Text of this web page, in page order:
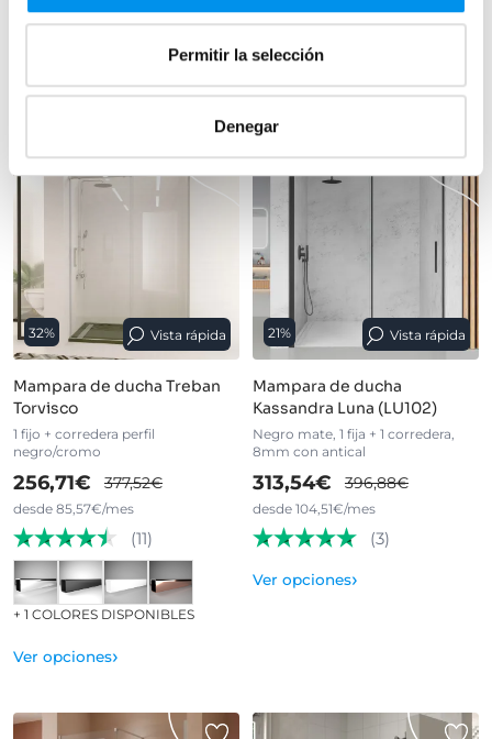
Permitir la selección
Denegar
Ver opciones›
32% Vista rápida
Mampara de ducha Treban
Torvisco
1 fijo + corredera perfil
negro/cromo
256,71€ 377,52€
desde 85,57€/mes
(11)
+ 1 COLORES DISPONIBLES
Ver opciones›
21% Vista rápida
Mampara de ducha
Kassandra Luna (LU102)
Negro mate, 1 fija + 1 corredera,
8mm con antical
313,54€ 396,88€
desde 104,51€/mes
(3)
Ver opciones›